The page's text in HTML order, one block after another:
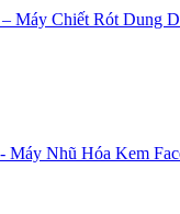
Máy Chiết Rót Dung
Máy Nhũ Hóa Kem